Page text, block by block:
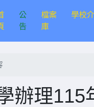
(current)
公
告
檔案
庫
學校
辦理